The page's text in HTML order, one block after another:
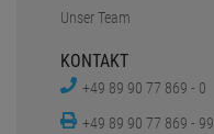
Unser Team
KONTAKT
+49 89 90 77 869 - 0
+49 89 90 77 869 - 99